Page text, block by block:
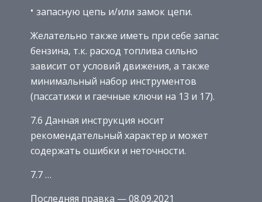
запасную цепь и/или замок цепи.
Желательно также иметь при себе запас
бензина, т.к. расход топлива сильно
зависит от условий движения, а также
минимальный набор инструментов
(пассатижи и гаечные ключи на 13 и 17).
7.6 Данная инструкция носит
рекомендательный характер и может
содержать ошибки и неточности.
7.7 …
Последняя правка — 08.09.2021